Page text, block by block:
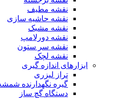
نقشه مطیف
نقشه حاشیه سازی
نقشه مشبک
نقشه دورلامپ
نقشه سر ستون
نقشه لچک
ابزارهای اندازه گیری
تراز لیزری
گیره نگهدارنده
دستگاه گچ ساز